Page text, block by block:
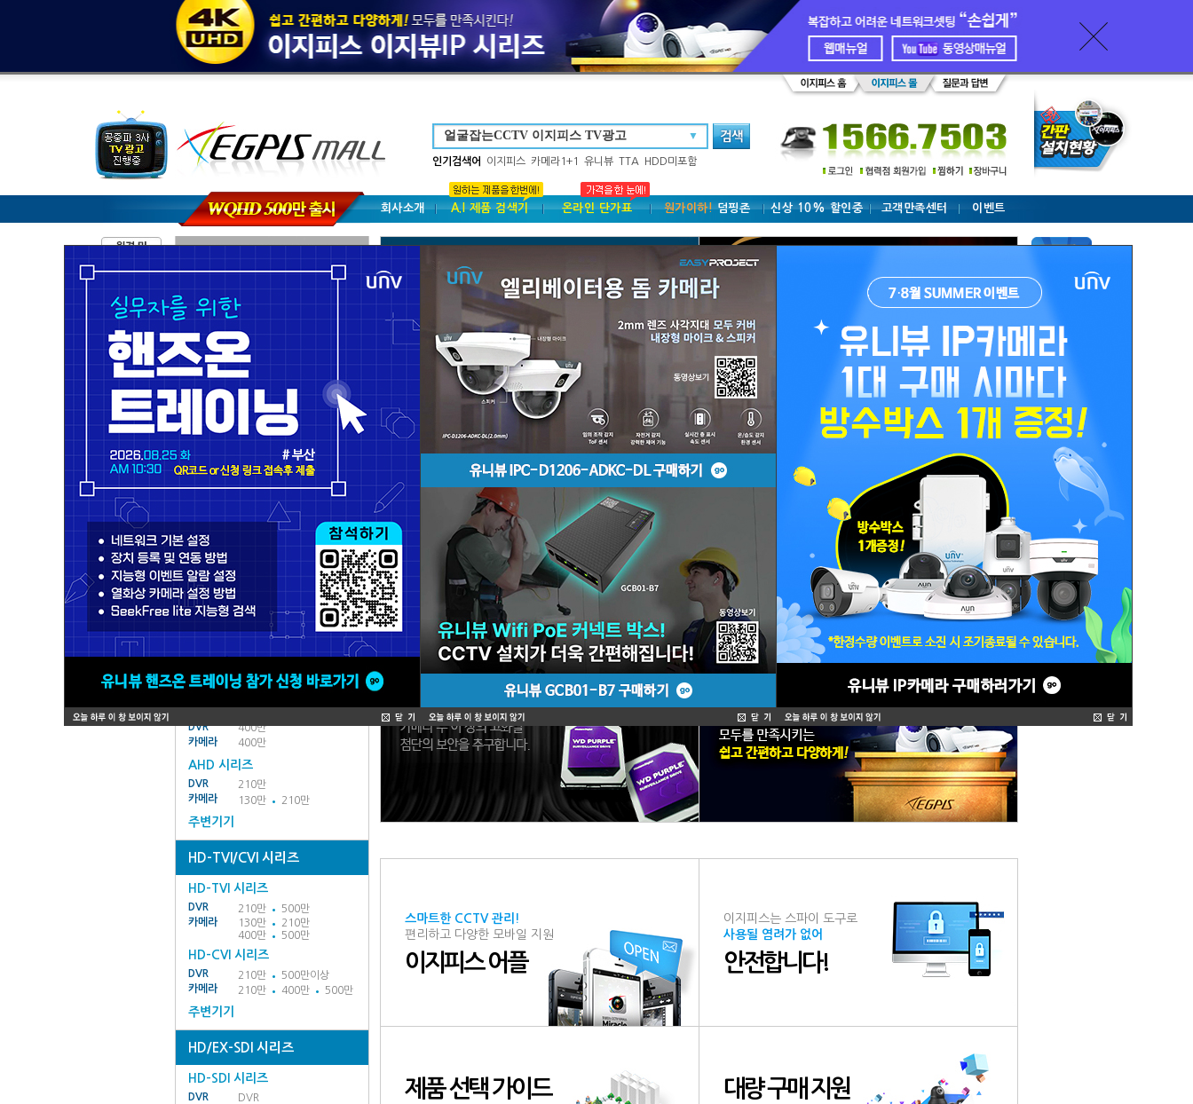
▼
인기검색어 이지피스 카메라1+1 유니뷰 TTA HDD미포함
회사소개 A.I 제품 검색기 온라인 단가표 원가이하!덤핑존 신상 10% 할인중 고객만족센터 이벤트
NVR-IP 시리즈
POE
POE
카메라
130만 210만
300만
일반
NVR
일반
카메라
130만 210만
300만
열화상
주변기기
All In One
DVR 카메라
WQHD/QHD/AHD 시리즈
카메라
500만 이상
QHD 시리즈
DVR
400만
카메라
400만
AHD 시리즈
DVR
210만
카메라
130만 210만
주변기기
HD-TVI/CVI 시리즈
HD-TVI 시리즈
DVR 210만
500만
카메라
130만
210만
400만
500만
HD-CVI 시리즈
DVR 210만
500만이상
카메라
210만 400만 500만
주변기기
HD/EX-SDI 시리즈
HD-SDI 시리즈
DVR
DVR
스마트한 CCTV 관리!
편리하고 다양한 모바일 지원
이지피스 어플
이지피스는 스파이 도구로
사용될 염려가 없어
안전합니다!
제품 선택 가이드 대량 구매 지원
제품구매
한화비전
가이드
아이디스
CRM 등록